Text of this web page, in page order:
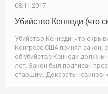
08.11.2017
Убийство Кеннеди (что
Убийство Кеннеди: что
Конгресс США принял закон,
об убийстве Кеннеди
лет. Закон был подписан
старшим. Доказать